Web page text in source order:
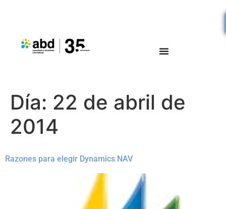
Día: 22 de abril de
2014
Razones para elegir Dynamics NAV